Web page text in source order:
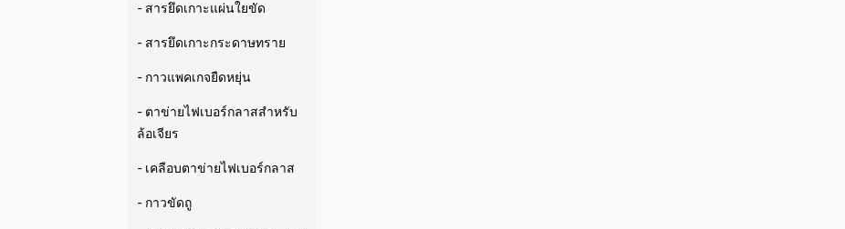
- สารยึดเกาะแผ่นใยขัด
- สารยึดเกาะกระดาษทราย
- กาวแพคเกจยืดหยุ่น
- ตาข่ายไฟเบอร์กลาสสำหรับ
ล้อเจียร
- เคลือบตาข่ายไฟเบอร์กลาส
- กาวขัดถู